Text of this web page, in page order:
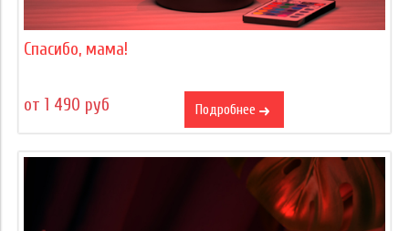
Спасибо, мама!
от 1 490 руб Подробнее